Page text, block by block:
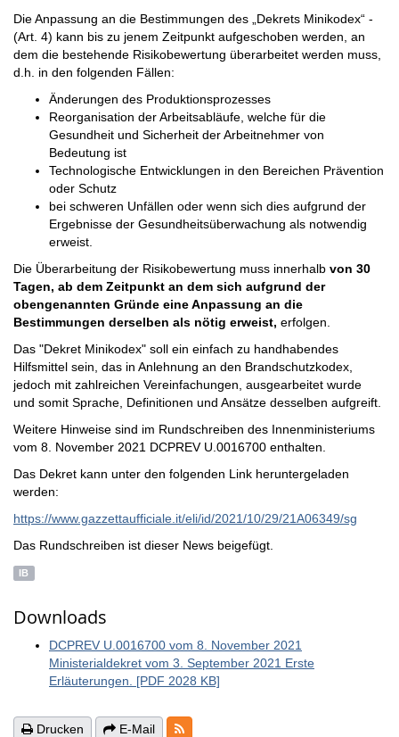
Die Anpassung an die Bestimmungen des „Dekrets Minikodex“ -
(Art. 4) kann bis zu jenem Zeitpunkt aufgeschoben werden, an
dem die bestehende Risikobewertung überarbeitet werden muss,
d.h. in den folgenden Fällen:
Änderungen des Produktionsprozesses
Reorganisation der Arbeitsabläufe, welche für die
Gesundheit und Sicherheit der Arbeitnehmer von
Bedeutung ist
Technologische Entwicklungen in den Bereichen Prävention
oder Schutz
bei schweren Unfällen oder wenn sich dies aufgrund der
Ergebnisse der Gesundheitsüberwachung als notwendig
erweist.
Die Überarbeitung der Risikobewertung muss innerhalb von 30
Tagen, ab dem Zeitpunkt an dem sich aufgrund der
obengenannten Gründe eine Anpassung an die
Bestimmungen derselben als nötig erweist, erfolgen.
Das "Dekret Minikodex" soll ein einfach zu handhabendes
Hilfsmittel sein, das in Anlehnung an den Brandschutzkodex,
jedoch mit zahlreichen Vereinfachungen, ausgearbeitet wurde
und somit Sprache, Definitionen und Ansätze desselben aufgreift.
Weitere Hinweise sind im Rundschreiben des Innenministeriums
vom 8. November 2021 DCPREV U.0016700 enthalten.
Das Dekret kann unter den folgenden Link heruntergeladen
werden:
https://www.gazzettaufficiale.it/eli/id/2021/10/29/21A06349/sg
Das Rundschreiben ist dieser News beigefügt.
IB
Downloads
DCPREV U.0016700 vom 8. November 2021
Ministerialdekret vom 3. September 2021 Erste
Erläuterungen. [PDF 2028 KB]
Drucken E-Mail RSS-Feeds